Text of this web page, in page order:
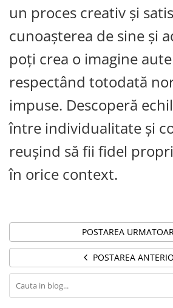
un proces creativ și
cunoașterea de sine și
poți crea o imagine
respectând totodată
impuse. Descoperă
între individualitate și
reușind să fii fidel
în orice context.
POSTAREA
POSTAREA